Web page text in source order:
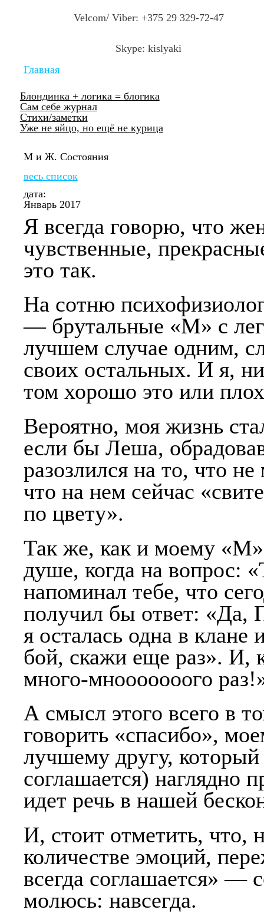
Velcom/ Viber: +375 29 329-72-47
Skype: kislyaki
Блондинка + логика = блогика
Сам себе журнал
Стихи/заметки
Уже не яйцо, но ещё не курица
здесь
Главная
М и Ж. Состояния
весь список
дата:
Январь 2017
Я всегда говорю, что
чувственные,
это так.
На сотню
— брутальные «М» с
лучшем случае одним,
своих остальных. И я,
том хорошо это или
Вероятно, моя жизнь
если бы Леша,
разозлился на то, что
что на нем сейчас
по цвету».
Так же, как и моему
душе, когда на вопрос:
напоминал тебе, что
получил бы ответ:
я осталась одна в клане
бой, скажи еще раз». И,
много-мнооооооого
А смысл этого всего в
говорить «спасибо»,
лучшему другу, который
соглашается) наглядно
идет речь в нашей
И, стоит отметить, что,
количестве эмоций,
всегда соглашается» —
молюсь: навсегда.